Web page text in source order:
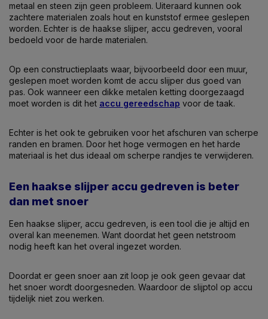
metaal en steen zijn geen probleem. Uiteraard kunnen ook
zachtere materialen zoals hout en kunststof ermee geslepen
worden. Echter is de haakse slijper, accu gedreven, vooral
bedoeld voor de harde materialen.
Op een constructieplaats waar, bijvoorbeeld door een muur,
geslepen moet worden komt de accu slijper dus goed van
pas. Ook wanneer een dikke metalen ketting doorgezaagd
moet worden is dit het accu gereedschap voor de taak.
Echter is het ook te gebruiken voor het afschuren van scherpe
randen en bramen. Door het hoge vermogen en het harde
materiaal is het dus ideaal om scherpe randjes te verwijderen.
Een haakse slijper accu gedreven is beter
dan met snoer
Een haakse slijper, accu gedreven, is een tool die je altijd en
overal kan meenemen. Want doordat het geen netstroom
nodig heeft kan het overal ingezet worden.
Doordat er geen snoer aan zit loop je ook geen gevaar dat
het snoer wordt doorgesneden. Waardoor de slijptol op accu
tijdelijk niet zou werken.